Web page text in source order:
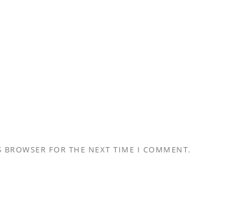
FOR THE NEXT TIME I COMMENT.